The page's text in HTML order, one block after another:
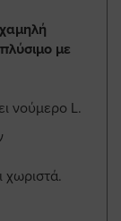
με
νούμερο L.
χωριστά.